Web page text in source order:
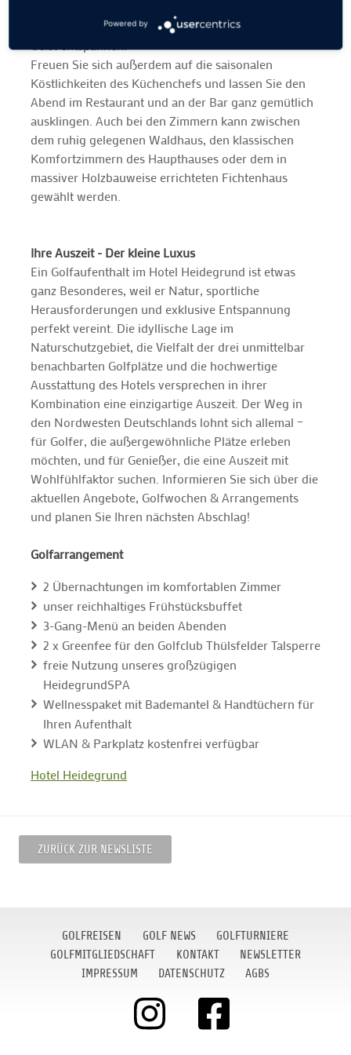
Massage – hier können Sie sprichwörtlich Körper &
Geist entspannen.
Freuen Sie sich außerdem auf die saisonalen
Köstlichkeiten des Küchenchefs und lassen Sie den
Abend im Restaurant und an der Bar ganz gemütlich
ausklingen. Auch bei den Zimmern kann zwischen
dem ruhig gelegenen Waldhaus, den klassischen
Komfortzimmern des Haupthauses oder dem in
massiver Holzbauweise errichteten Fichtenhaus
gewählt werden.
Ihre Auszeit - Der kleine Luxus
Ein Golfaufenthalt im Hotel Heidegrund ist etwas
ganz Besonderes, weil er Natur, sportliche
Herausforderungen und exklusive Entspannung
perfekt vereint. Die idyllische Lage im
Naturschutzgebiet, die Vielfalt der drei unmittelbar
benachbarten Golfplätze und die hochwertige
Ausstattung des Hotels versprechen in ihrer
Kombination eine einzigartige Auszeit. Der Weg in
den Nordwesten Deutschlands lohnt sich allemal –
für Golfer, die außergewöhnliche Plätze erleben
möchten, und für Genießer, die eine Auszeit mit
Wohlfühlfaktor suchen. Informieren Sie sich über die
aktuellen Angebote, Golfwochen & Arrangements
und planen Sie Ihren nächsten Abschlag!
Golfarrangement
2 Übernachtungen im komfortablen Zimmer
unser reichhaltiges Frühstücksbuffet
3-Gang-Menü an beiden Abenden
2 x Greenfee für den Golfclub Thülsfelder Talsperre
freie Nutzung unseres großzügigen
HeidegrundSPA
Wellnesspaket mit Bademantel & Handtüchern für
Ihren Aufenthalt
WLAN & Parkplatz kostenfrei verfügbar
Hotel Heidegrund
ZURÜCK ZUR NEWSLISTE
GOLFREISEN GOLF NEWS
GOLFTURNIERE
GOLFMITGLIEDSCHAFT
KONTAKT
NEWSLETTER
IMPRESSUM
DATENSCHUTZ AGBS
Powered by